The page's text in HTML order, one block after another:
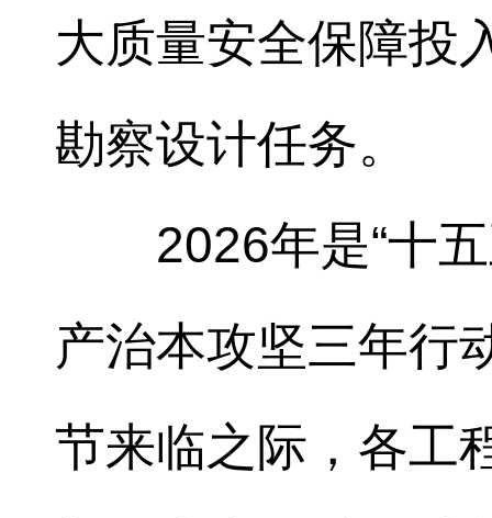
大质量安全保障投
勘察设计任务。
2026年是“十
产治本攻坚三年行
节来临之际，各工